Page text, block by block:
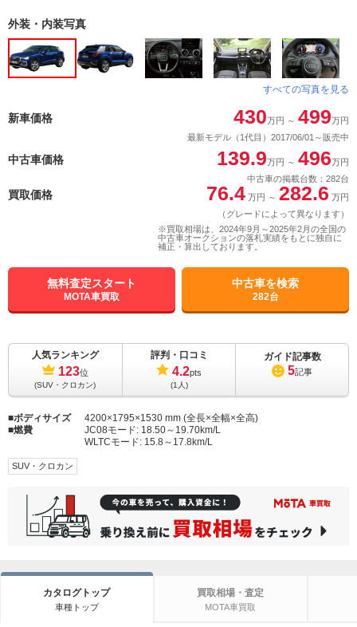
外装・内装写真
すべての写真を見る
新車価格 430万円 ～ 499万円
最新モデル（1代目）2017/06/01～販売中
中古車価格 139.9万円 ～ 496万円
中古車の掲載台数：282台
買取価格 76.4 万円 ～ 282.6 万円
（グレードによって異なります）
※買取相場は、2024年9月～2025年2月の全国の
中古車オークションの落札実績をもとに独自に
補正・算出しております。
無料査定スタート
MOTA車買取
中古車を検索
282台
人気ランキング
123位
(SUV・クロカン)
評判・口コミ
4.2pts
(1人)
ガイド記事数
5記事
ボディサイズ
4200×1795×1530 mm (全長×全幅×全高)
燃費
JC08モード: 18.50～19.70km/L
WLTCモード: 15.8～17.8km/L
SUV・クロカン
カタログトップ
車種トップ
買取相場・査定
MOTA車買取